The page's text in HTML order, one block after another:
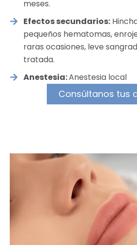
meses.
Efectos secundarios:
pequeños hematomas,
raras ocasiones, leve
tratada.
Anestesia:Anestesia local
Consúltanos tus